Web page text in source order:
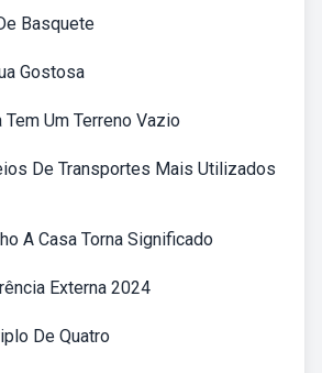
Basquete
Gostosa
Tem Um Terreno Vazio
De Transportes Mais Utilizados
A Casa Torna Significado
Externa 2024
De Quatro